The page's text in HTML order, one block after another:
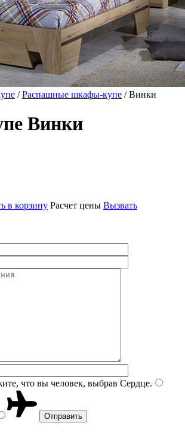
/Распашные шкафы-купе / Винки
Винки
в корзину Расчет цены Вызвать
что вы человек, выбрав Сердце.